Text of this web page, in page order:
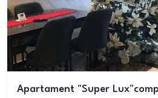
Apartament "Super